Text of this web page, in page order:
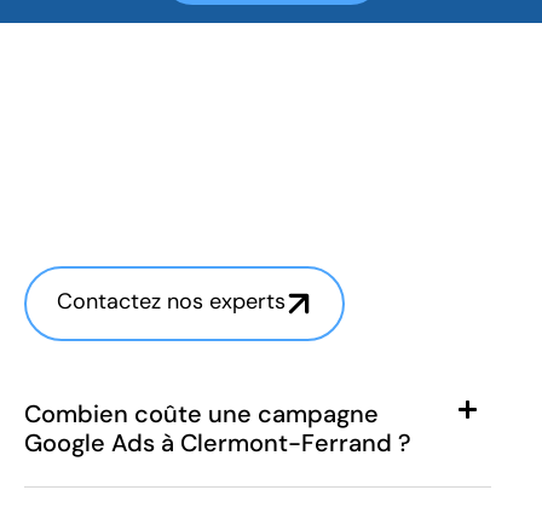
Contactez nos experts
Combien coûte une campagne
Google Ads à Clermont-Ferrand ?